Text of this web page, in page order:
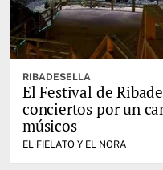
RIBADESELLA
El Festival de
conciertos por un
músicos
EL FIELATO Y EL NORA